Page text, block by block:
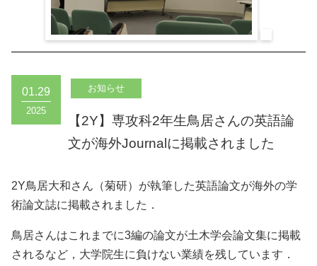
01.29
2025
【2Y】専攻科2年生鳥居さんの英語論
文が海外Journalに掲載されました
2Y鳥居大和さん（菊研）が執筆した英語論文が海外の学
術論文誌に掲載されました．
鳥居さんはこれまでに3編の論文が土木学会論文集に掲載
されるなど，大学院生に負けない業績を残しています．